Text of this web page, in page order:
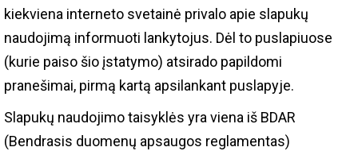
kiekviena interneto svetainė privalo apie slapukų
naudojimą informuoti lankytojus. Dėl to puslapiuose
(kurie paiso šio įstatymo) atsirado papildomi
pranešimai, pirmą kartą apsilankant puslapyje.
Slapukų naudojimo taisyklės yra viena iš BDAR
(Bendrasis duomenų apsaugos reglamentas)